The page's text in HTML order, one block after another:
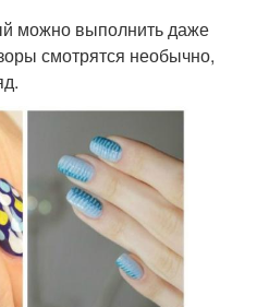
можно выполнить даже
смотрятся необычно,